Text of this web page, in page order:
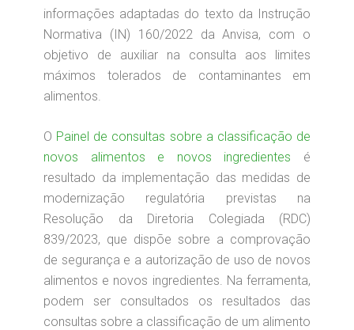
informações adaptadas do texto da Instrução
Normativa (IN) 160/2022 da Anvisa, com o
objetivo de auxiliar na consulta aos limites
máximos tolerados de contaminantes em
alimentos.
O Painel de consultas sobre a classificação de
novos alimentos e novos ingredientes é
resultado da implementação das medidas de
modernização regulatória previstas na
Resolução da Diretoria Colegiada (RDC)
839/2023, que dispõe sobre a comprovação
de segurança e a autorização de uso de novos
alimentos e novos ingredientes. Na ferramenta,
podem ser consultados os resultados das
consultas sobre a classificação de um alimento